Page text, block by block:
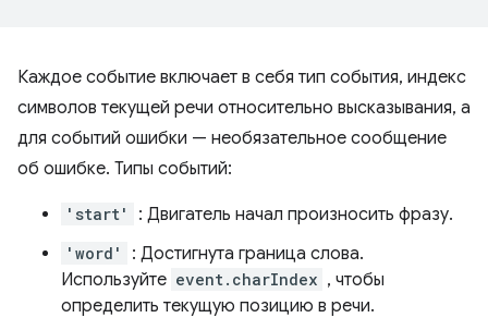
Каждое событие включает в себя тип события, индекс
символов текущей речи относительно высказывания, а
для событий ошибки — необязательное сообщение
об ошибке. Типы событий:
'start' : Двигатель начал произносить фразу.
'word'
: Достигнута граница слова.
Используйте event.charIndex , чтобы
определить текущую позицию в речи.